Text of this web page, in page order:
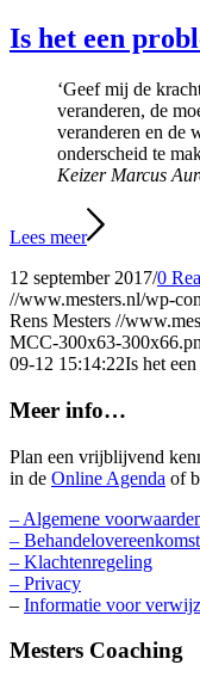
Is het een
‘Geef mij de
veranderen, de
veranderen en de
onderscheid te
Keizer Marcus
Lees meer
12 september 2017/0
//www.mesters.nl/wp-
Rens Mesters //
MCC-300x63-
09-12 15:14:22Is het
Meer info…
Plan een vrijblijvend
in de Online Agenda of
– Algemene
– Behandelovereenkomst
– Klachtenregeling
– Privacy
– Informatie voor
Mesters Coaching